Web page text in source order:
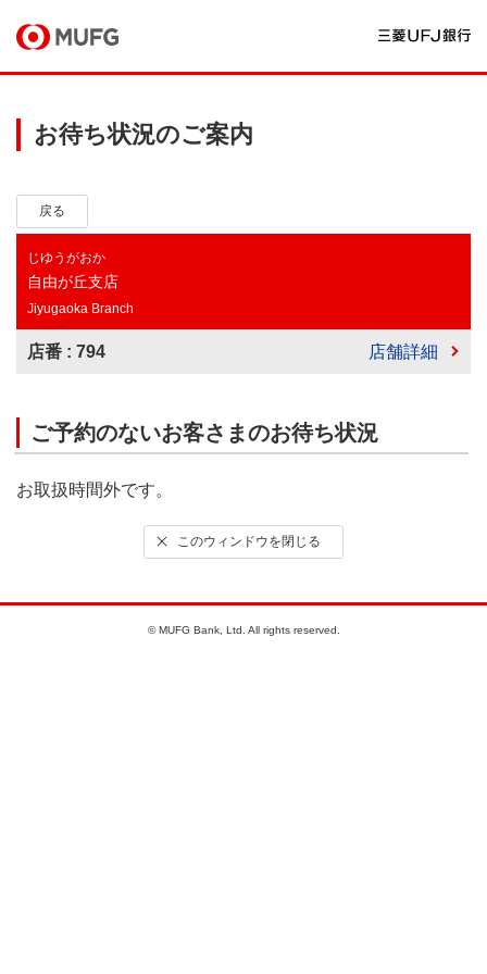
お待ち状況のご案内
戻る
じゆうがおか
自由が丘支店
Jiyugaoka Branch
店番 : 794 店舗詳細
ご予約のないお客さまのお待ち状況
お取扱時間外です。
このウィンドウを閉じる
© MUFG Bank, Ltd. All rights reserved.